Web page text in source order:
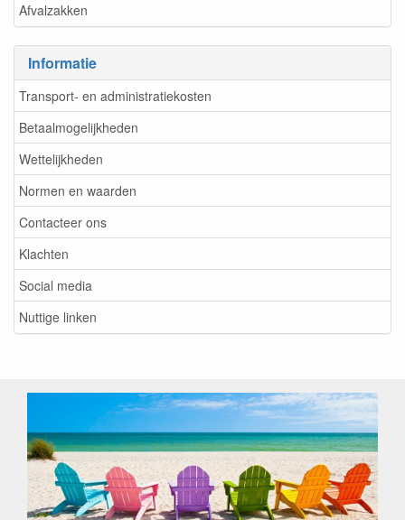
Afvalzakken
Informatie
Transport- en administratiekosten
Betaalmogelijkheden
Wettelijkheden
Normen en waarden
Contacteer ons
Klachten
Social media
Nuttige linken